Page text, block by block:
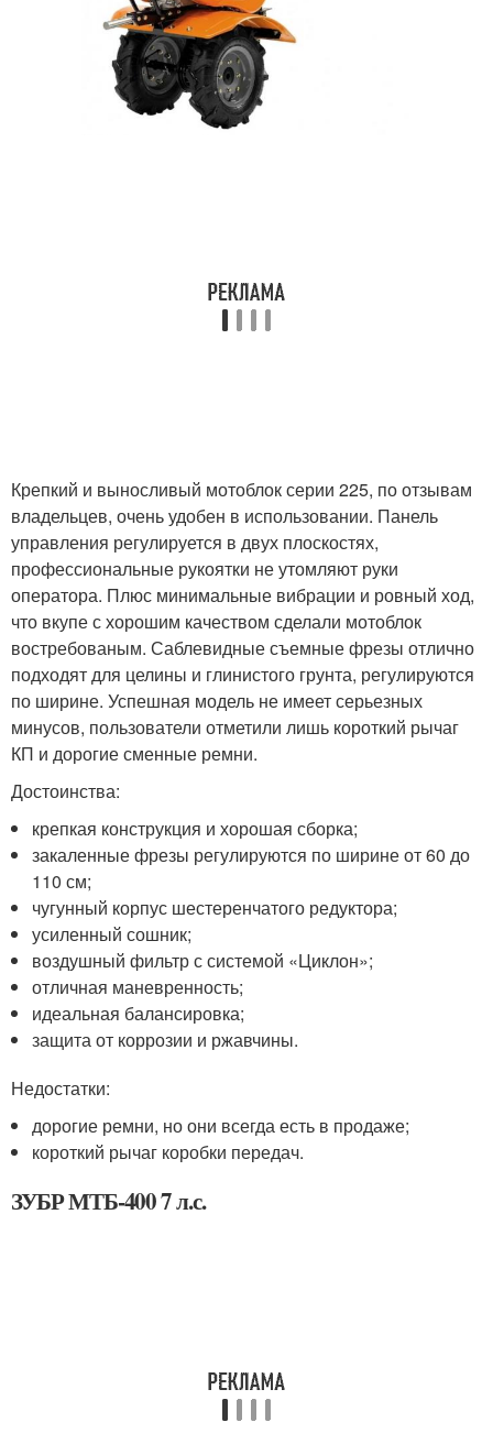
Крепкий и выносливый мотоблок серии 225, по отзывам
владельцев, очень удобен в использовании. Панель
управления регулируется в двух плоскостях,
профессиональные рукоятки не утомляют руки
оператора. Плюс минимальные вибрации и ровный ход,
что вкупе с хорошим качеством сделали мотоблок
востребованым. Саблевидные съемные фрезы отлично
подходят для целины и глинистого грунта, регулируются
по ширине. Успешная модель не имеет серьезных
минусов, пользователи отметили лишь короткий рычаг
КП и дорогие сменные ремни.
Достоинства:
крепкая конструкция и хорошая сборка;
закаленные фрезы регулируются по ширине от 60 до
110 см;
чугунный корпус шестеренчатого редуктора;
усиленный сошник;
воздушный фильтр с системой «Циклон»;
отличная маневренность;
идеальная балансировка;
защита от коррозии и ржавчины.
Недостатки:
дорогие ремни, но они всегда есть в продаже;
короткий рычаг коробки передач.
ЗУБР МТБ-400 7 л.с.